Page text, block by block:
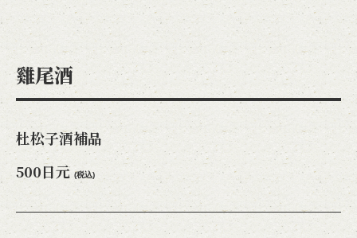
雞尾酒
杜松子酒補品
500日元 (税込)